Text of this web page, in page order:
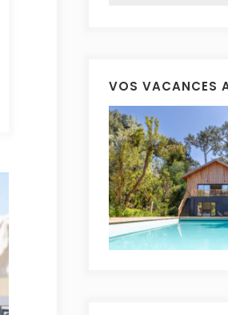
VOS VACANCES